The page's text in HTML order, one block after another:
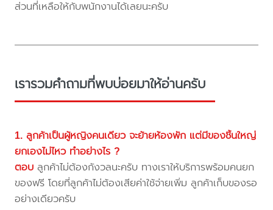
ส่วนที่เหลือให้กับพนักงานได้เลยนะครับ
เรารวมคำถามที่พบบ่อยมาให้อ่านครับ
1. ลูกค้าเป็นผู้หญิงคนเดียว จะย้ายห้องพัก แต่มีของชิ้นใหญ่
ยกเองไม่ไหว ทำอย่างไร ?
ตอบ ลูกค้าไม่ต้องกังวลนะครับ ทางเราให้บริการพร้อมคนยก
ของฟรี โดยที่ลูกค้าไม่ต้องเสียค่าใช้จ่ายเพิ่ม ลูกค้าเก็บของรอ
อย่างเดียวครับ